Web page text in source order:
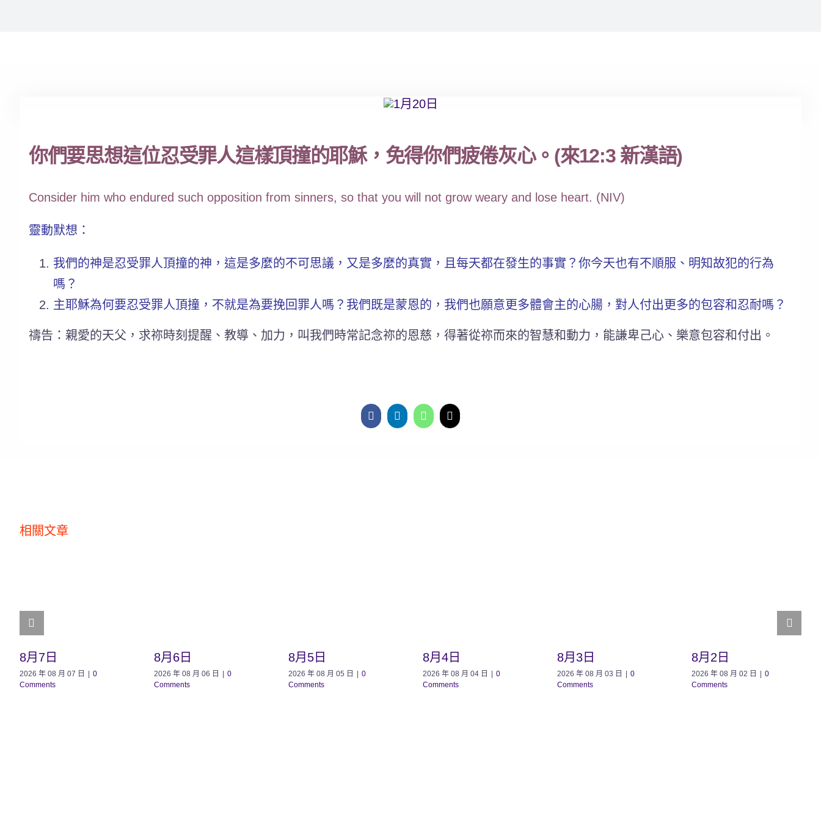
你們要思想這位忍受罪人這樣頂撞的耶穌，免得你們疲倦灰心。(來12:3 新漢語)
Consider him who endured such opposition from sinners, so that you will not grow weary and lose heart. (NIV)
靈動默想：
我們的神是忍受罪人頂撞的神，這是多麼的不可思議，又是多麼的真實，且每天都在發生的事實？你今天也有不順服、明知故犯的行為
嗎？
主耶穌為何要忍受罪人頂撞，不就是為要挽回罪人嗎？我們既是蒙恩的，我們也願意更多體會主的心腸，對人付出更多的包容和忍耐嗎？
禱告：親愛的天父，求祢時刻提醒、教導、加力，叫我們時常記念祢的恩慈，得著從祢而來的智慧和動力，能謙卑己心、樂意包容和付出。
相關文章
8月7日
2026 年 08 月 07 日
0
Comments
8月6日
2026 年 08 月 06 日
0
Comments
8月5日
2026 年 08 月 05 日
0
Comments
8月4日
2026 年 08 月 04 日
0
Comments
8月3日
2026 年 08 月 03 日
0
Comments
8月2日
2026 年 08 月 02 日
0
Comments